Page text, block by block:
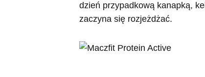
dzień przypadkową kanapką,
zaczyna się rozjeżdżać.